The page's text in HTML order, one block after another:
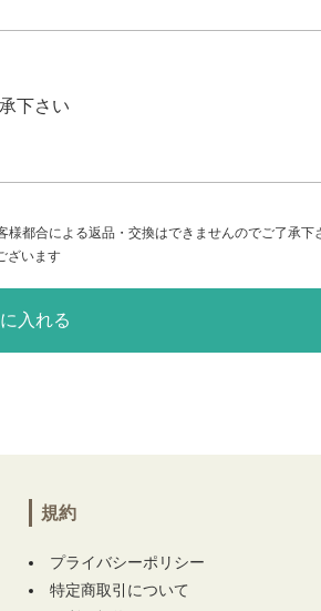
下さい
様都合による返品・交換はできませんのでご了承下
ざいます
入れる
規約
プライバシーポリシー
特定商取引について